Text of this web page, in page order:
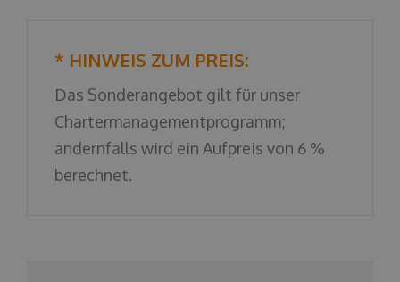
* HINWEIS ZUM PREIS:
Das Sonderangebot gilt für unser
Chartermanagementprogramm;
andernfalls wird ein Aufpreis von 6 %
berechnet.